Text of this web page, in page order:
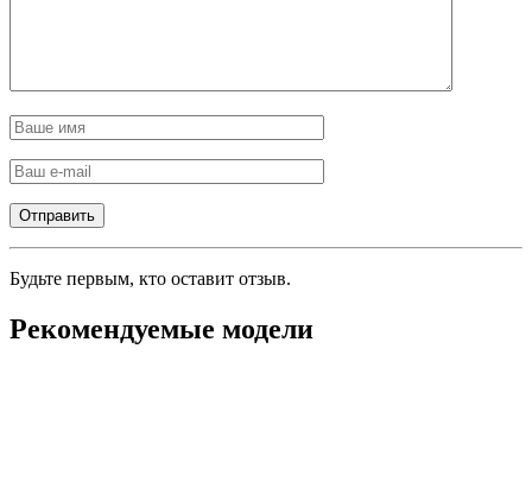
Будьте первым, кто оставит отзыв.
Рекомендуемые модели